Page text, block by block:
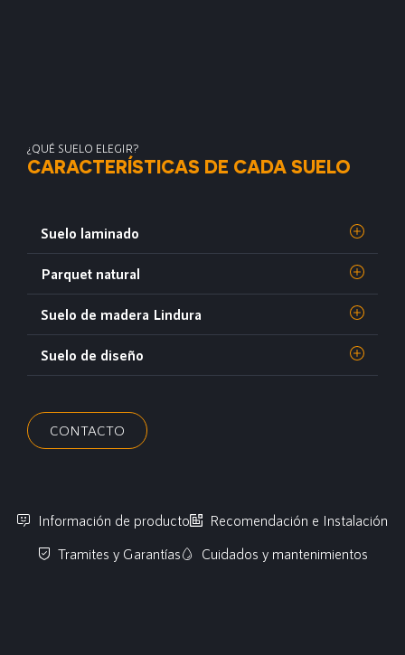
¿QUÉ SUELO ELEGIR?
CARACTERÍSTICAS DE CADA SUELO
Suelo laminado
Parquet natural
Suelo de madera Lindura
Suelo de diseño
CONTACTO
Información de producto
Recomendación e Instalación
Tramites y Garantías
Cuidados y mantenimientos